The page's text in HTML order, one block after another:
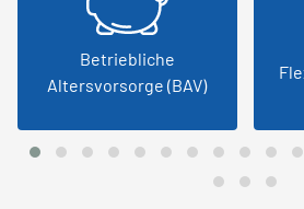
Betriebliche
Altersvorsorge (BAV)